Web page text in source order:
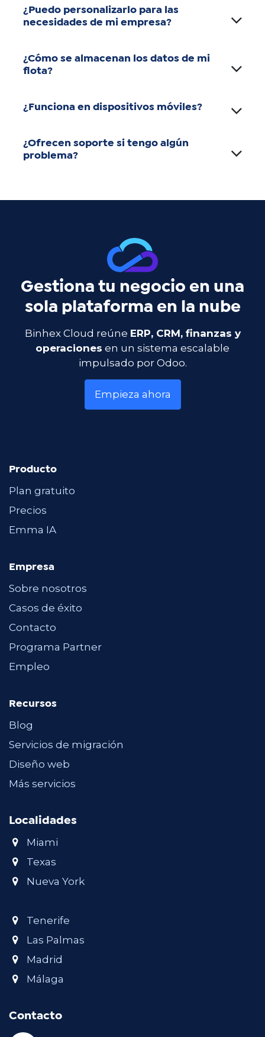
¿Puedo personalizarlo para las
necesidades de mi empresa?
¿Cómo se almacenan los datos de mi
flota?
¿Funciona en dispositivos móviles?
¿Ofrecen soporte si tengo algún
problema?
Gestiona tu negocio en una
sola plataforma en la nube
Binhex Cloud reúne ERP, CRM, finanzas y
operaciones en un sistema escalable
impulsado por Odoo.
Empieza ahora
Producto
Plan gratuito
Precios
Emma IA
Empresa
Sobre nosotros
Casos de éxito
Contacto
Programa Partner
Empleo
Recursos
Blog
Servicios de migración
Diseño web
Más servicios
Localidades
Miami
Texas
Nueva York
Tenerife
Las Palmas
Madrid
Málaga
Contacto